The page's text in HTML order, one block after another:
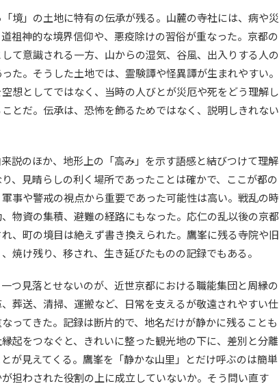
境」の土地に特有の伝承が残る。山麓の寺社には、病や災
祖神的な境界信仰や、悪疫除けの習俗が重なった。京都の
て意識される一方、山からの湿気、谷風、出入りする人の
た。そうした土地では、霊験譚や怪異譚が生まれやすい。
想としてではなく、当時の人びとが災厄や死をどう理解し
とだ。伝承は、恐怖を飾るためではなく、説明しきれない
説のほか、地形上の「高み」を示す語感と結びつけて理解
、見晴らしの利く場所であったことは確かで、ここが都の
事や警戒の視点から重要であった可能性は高い。戦乱の時
物資の集積、避難の経路にもなった。応仁の乱以後の京都
、町の境目は絶えず書き換えられた。鷹峯に残る寺院や旧
焼け残り、移され、生き延びたものの記録でもある。
つ見落とせないのが、近世京都における職能集団と周縁の
葬送、清掃、運搬など、日常を支えるが敬遠されやすい仕
ってきた。記録は断片的で、地名だけが静かに残ることも
起をつなぐと、きれいに整った観光地の下に、差別と分離
が見えてくる。鷹峯を「静かな山里」とだけ呼ぶのは簡単
担わされた役割の上に成立していないか。そう問い直す